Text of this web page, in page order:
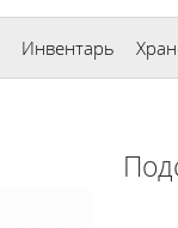
Инвентарь